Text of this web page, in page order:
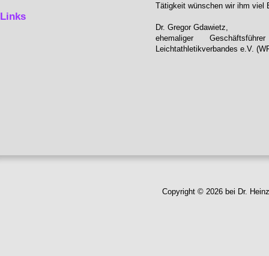
Links
Tätigkeit wünschen wir ihm viel
Dr. Gregor Gdawietz,
ehemaliger
Leichtathletikverbandes e.V.
Copyright © 2026 bei Dr.